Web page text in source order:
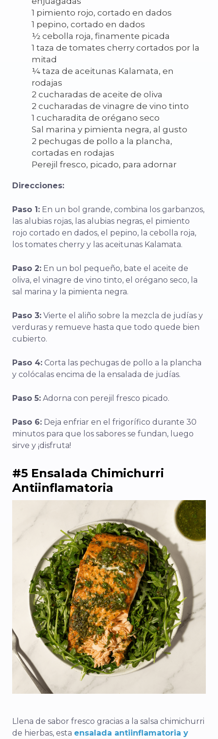
1 pimiento rojo, cortado en dados
1 pepino, cortado en dados
½ cebolla roja, finamente picada
1 taza de tomates cherry cortados por la
mitad
¼ taza de aceitunas Kalamata, en
rodajas
2 cucharadas de aceite de oliva
2 cucharadas de vinagre de vino tinto
1 cucharadita de orégano seco
Sal marina y pimienta negra, al gusto
2 pechugas de pollo a la plancha,
cortadas en rodajas
Perejil fresco, picado, para adornar
Direcciones:
Paso 1: En un bol grande, combina los garbanzos,
las alubias rojas, las alubias negras, el pimiento
rojo cortado en dados, el pepino, la cebolla roja,
los tomates cherry y las aceitunas Kalamata.
Paso 2: En un bol pequeño, bate el aceite de
oliva, el vinagre de vino tinto, el orégano seco, la
sal marina y la pimienta negra.
Paso 3: Vierte el aliño sobre la mezcla de judías y
verduras y remueve hasta que todo quede bien
cubierto.
Paso 4: Corta las pechugas de pollo a la plancha
y colócalas encima de la ensalada de judías.
Paso 5: Adorna con perejil fresco picado.
Paso 6: Deja enfriar en el frigorífico durante 30
minutos para que los sabores se fundan, luego
sirve y ¡disfruta!
#5 Ensalada Chimichurri
Antiinflamatoria
Llena de sabor fresco gracias a la salsa chimichurri
de hierbas, esta ensalada antiinflamatoria y